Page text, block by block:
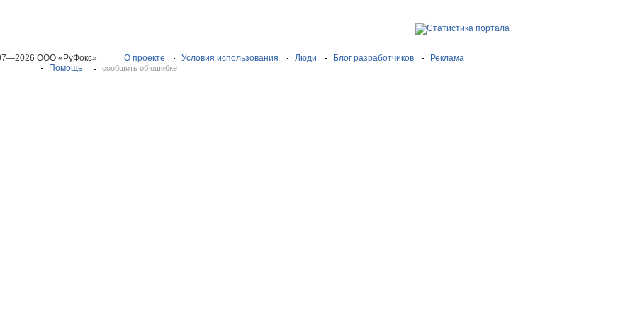
ООО «РуФокс» О проекте Условия использования Люди Блог разработчиков
Реклама
Помощь
сообщить об ошибке